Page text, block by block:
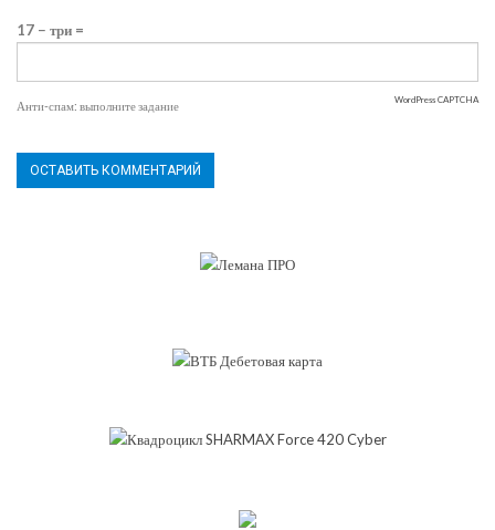
17 − три =
Анти-спам: выполните задание WordPress CAPTCHA